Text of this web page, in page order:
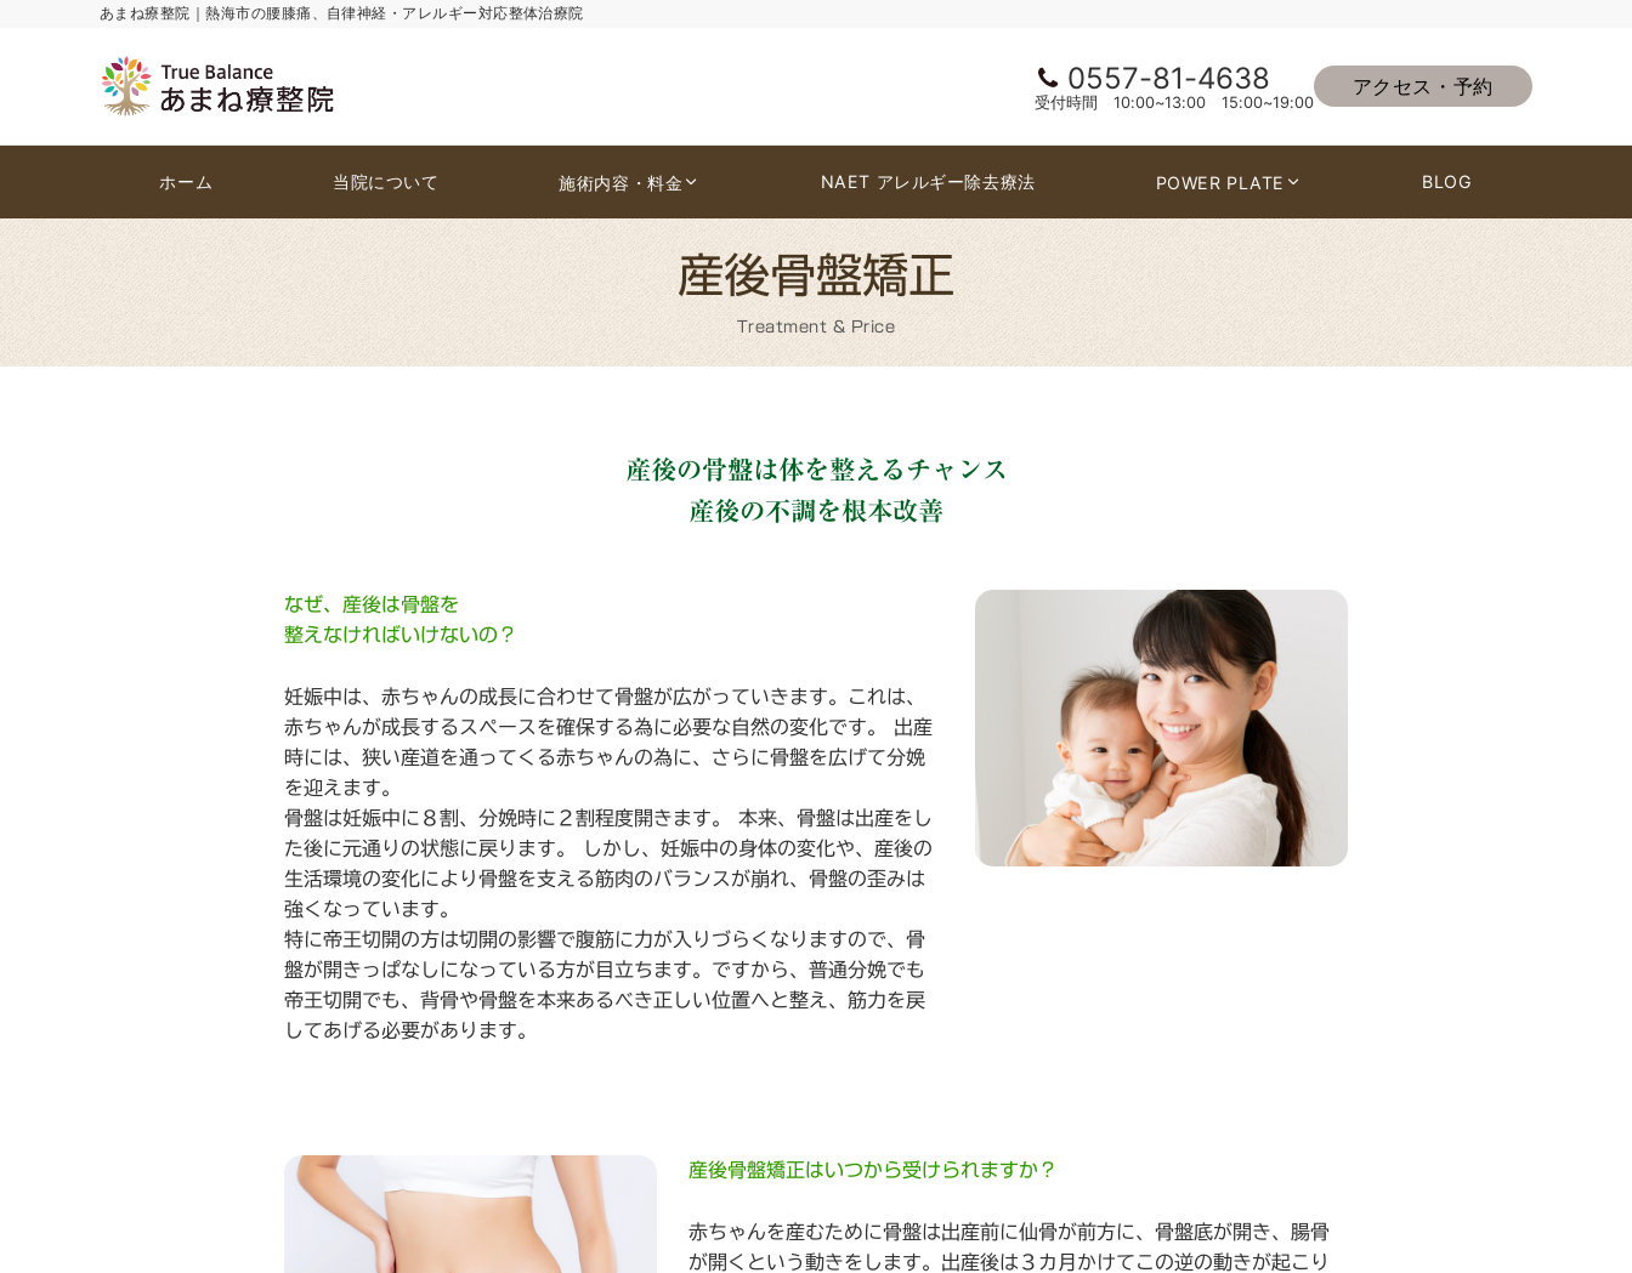
あまね療整院｜熱海市の腰膝痛、自律神経・アレルギー対応整体治療院
0557-81-4638
受付時間 10:00~13:00 15:00~19:00
アクセス・予約
ホーム 当院について 施術内容・料金 NAET アレルギー除去療法 POWER PLATE BLOG
産後骨盤矯正
Treatment & Price
産後の骨盤は体を整えるチャンス
産後の不調を根本改善
なぜ、産後は骨盤を
整えなければいけないの？
妊娠中は、赤ちゃんの成長に合わせて骨盤が広がっていきます。これは、
赤ちゃんが成長するスペースを確保する為に必要な自然の変化です。 出産
時には、狭い産道を通ってくる赤ちゃんの為に、さらに骨盤を広げて分娩
を迎えます。
骨盤は妊娠中に８割、分娩時に２割程度開きます。 本来、骨盤は出産をし
た後に元通りの状態に戻ります。 しかし、妊娠中の身体の変化や、産後の
生活環境の変化により骨盤を支える筋肉のバランスが崩れ、骨盤の歪みは
強くなっています。
特に帝王切開の方は切開の影響で腹筋に力が入りづらくなりますので、骨
盤が開きっぱなしになっている方が目立ちます。ですから、普通分娩でも
帝王切開でも、背骨や骨盤を本来あるべき正しい位置へと整え、筋力を戻
してあげる必要があります。
産後骨盤矯正はいつから受けられますか？
赤ちゃんを産むために骨盤は出産前に仙骨が前方に、骨盤底が開き、腸骨
が開くという動きをします。出産後は３カ月かけてこの逆の動きが起こり